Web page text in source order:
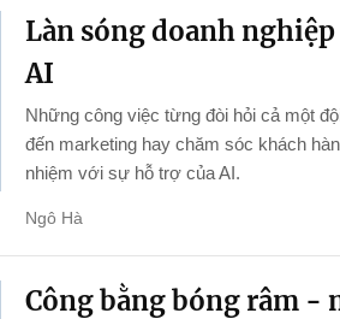
Làn sóng doanh
AI
Những công việc từng đòi hỏi cả một
đến marketing hay chăm sóc khách
nhiệm với sự hỗ trợ của AI.
Ngô Hà
Công bằng bóng râm -